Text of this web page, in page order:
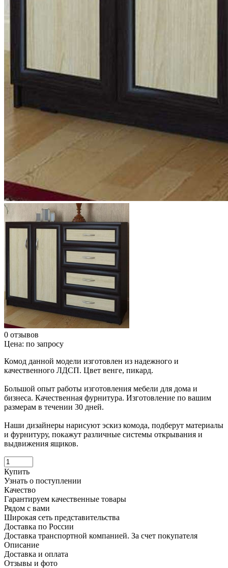
0 отзывов
Цена: по запросу
Комод данной модели изготовлен из надежного и
качественного ЛДСП. Цвет венге, пикард.
Большой опыт работы изготовления мебели для дома и
бизнеса. Качественная фурнитура. Изготовление по вашим
размерам в течении 30 дней.
Наши дизайнеры нарисуют эскиз комода, подберут материалы
и фурнитуру, покажут различные системы открывания и
выдвижения ящиков.
Купить
Узнать о поступлении
Качество
Гарантируем качественные товары
Рядом с вами
Широкая сеть представительства
Доставка по России
Доставка транспортной компанией. За счет покупателя
Описание
Доставка и оплата
Отзывы и фото